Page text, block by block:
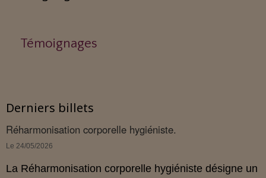
Témoignages
Derniers billets
Réharmonisation corporelle hygiéniste.
Le 24/05/2026
La Réharmonisation corporelle hygiéniste désigne un